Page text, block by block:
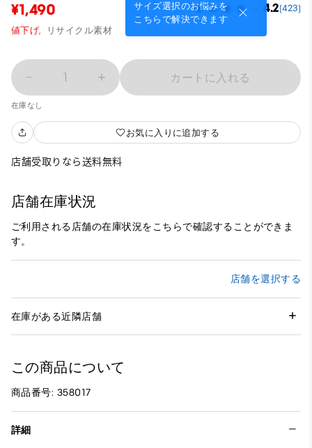
サイズ選択のお悩みを
こちらで解決できます
¥1,490 4.2(423)
値下げ, リサイクル素材
1 カートに入れる
在庫なし
お気に入りに追加する
店舗受取りなら送料無料
店舗在庫状況
ご利用される店舗の在庫状況をこちらで確認することができま
す。
店舗を選択する
在庫がある近隣店舗
この商品について
商品番号: 358017
詳細